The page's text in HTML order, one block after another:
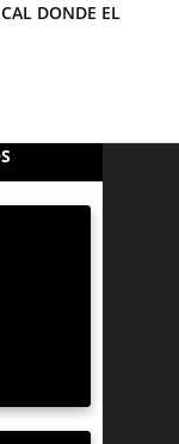
DONDE EL